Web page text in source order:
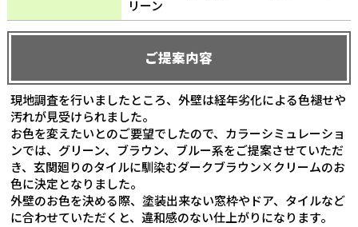
リーン
ご提案内容
現地調査を行いましたところ、外壁は経年劣化による色褪せや
汚れが見受けられました。
お色を変えたいとのご要望でしたので、カラーシミュレーショ
ンでは、グリーン、ブラウン、ブルー系をご提案させていただ
き、玄関廻りのタイルに馴染むダークブラウン×クリームのお
色に決定となりました。
外壁のお色を決める際、塗装出来ない窓枠やドア、タイルなど
に合わせていただくと、違和感のない仕上がりになります。